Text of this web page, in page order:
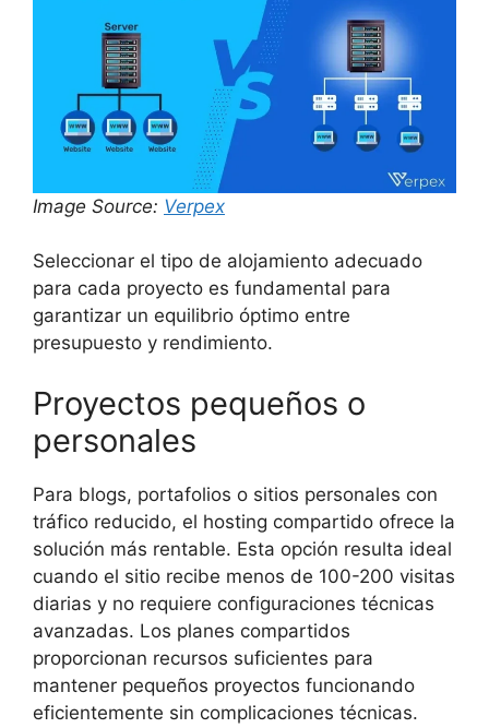
Image Source: Verpex
Seleccionar el tipo de alojamiento adecuado
para cada proyecto es fundamental para
garantizar un equilibrio óptimo entre
presupuesto y rendimiento.
Proyectos pequeños o
personales
Para blogs, portafolios o sitios personales con
tráfico reducido, el hosting compartido ofrece la
solución más rentable. Esta opción resulta ideal
cuando el sitio recibe menos de 100-200 visitas
diarias y no requiere configuraciones técnicas
avanzadas. Los planes compartidos
proporcionan recursos suficientes para
mantener pequeños proyectos funcionando
eficientemente sin complicaciones técnicas.